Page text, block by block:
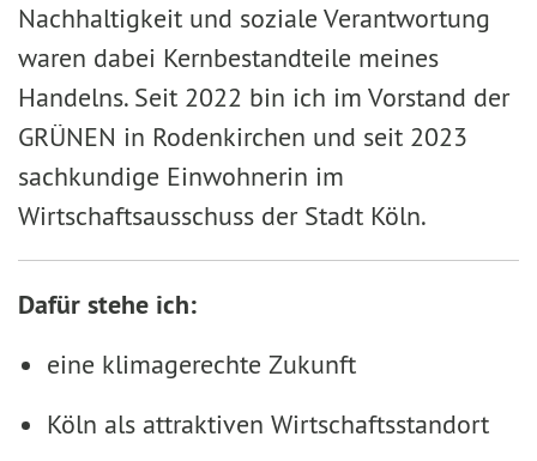
Nachhaltigkeit und soziale Verantwortung
waren dabei Kernbestandteile meines
Handelns. Seit 2022 bin ich im Vorstand der
GRÜNEN in Rodenkirchen und seit 2023
sachkundige Einwohnerin im
Wirtschaftsausschuss der Stadt Köln.
Dafür stehe ich:
eine klimagerechte Zukunft
Köln als attraktiven Wirtschaftsstandort